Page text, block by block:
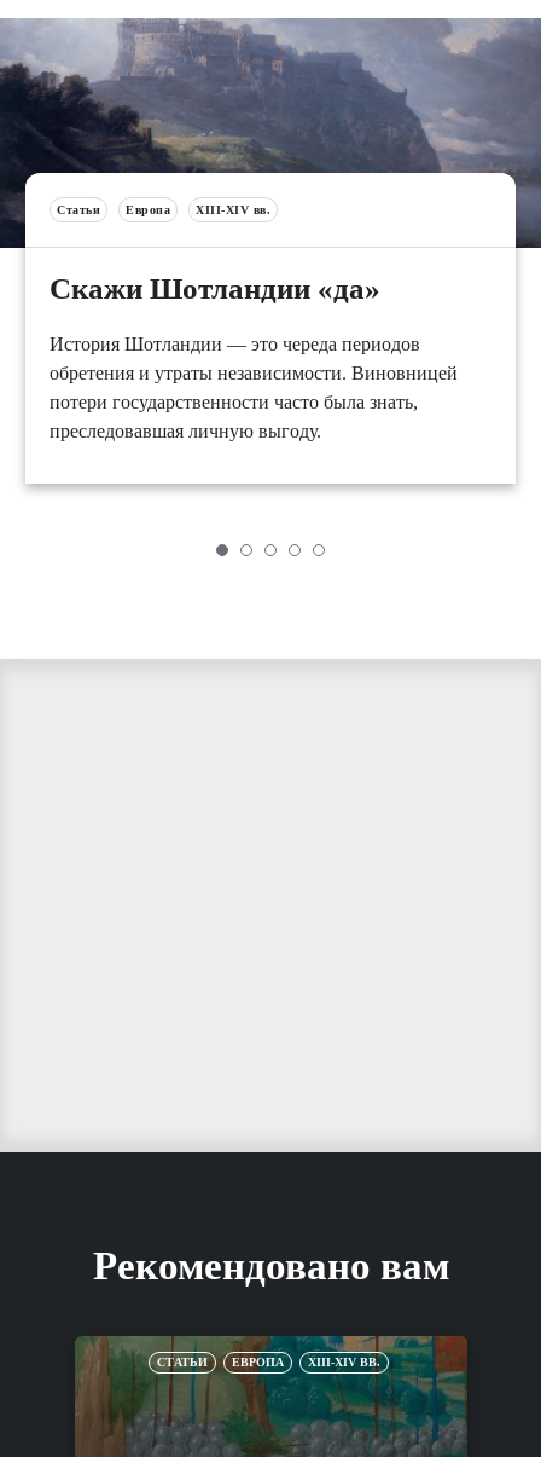
Статьи Европа XIII-XIV вв.
Скажи Шотландии «да»
История Шотландии — это череда периодов
обретения и утраты независимости. Виновницей
потери государственности часто была знать,
преследовавшая личную выгоду.
Рекомендовано вам
СТАТЬИ ЕВРОПА XIII-XIV ВВ.